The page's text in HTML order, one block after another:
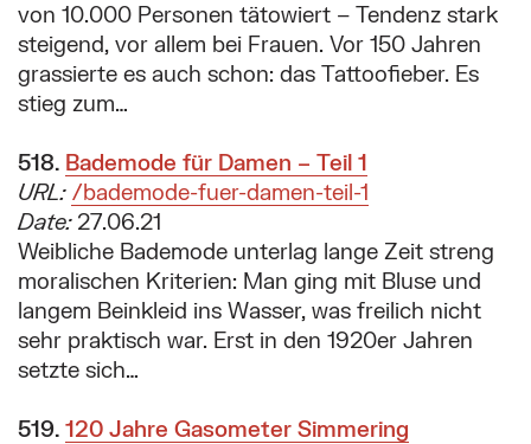
von 10.000 Personen tätowiert – Tendenz stark
steigend, vor allem bei Frauen. Vor 150 Jahren
grassierte es auch schon: das Tattoofieber. Es
stieg zum…
518. Suchergebnis:
Bademode für Damen – Teil 1
URL: /bademode-fuer-damen-teil-1
Date:27.06.21
Weibliche Bademode unterlag lange Zeit streng
moralischen Kriterien: Man ging mit Bluse und
langem Beinkleid ins Wasser, was freilich nicht
sehr praktisch war. Erst in den 1920er Jahren
setzte sich…
519. Suchergebnis:
120 Jahre Gasometer Simmering